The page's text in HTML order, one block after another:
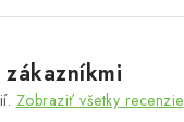
Zobraziť všetky recenzie